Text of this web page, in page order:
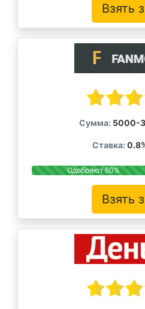
Взять
Сумма: 5000-
Ставка:
Одобряют 60%
Взять